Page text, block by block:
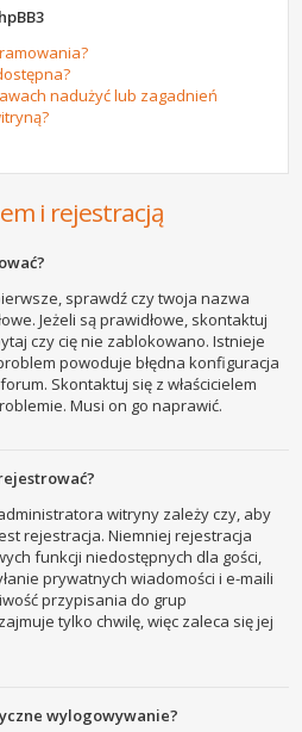
nadużyć lub zagadnień
i rejestracją
sprawdź czy twoja nazwa
Jeżeli są prawidłowe, skontaktuj
czy cię nie zablokowano. Istnieje
powoduje błędna konfiguracja
Skontaktuj się z właścicielem
Musi on go naprawić.
witryny zależy czy, aby
rejestracja. Niemniej rejestracja
funkcji niedostępnych dla gości,
prywatnych wiadomości i e-maili
przypisania do grup
tylko chwilę, więc zaleca się jej
wylogowywanie?